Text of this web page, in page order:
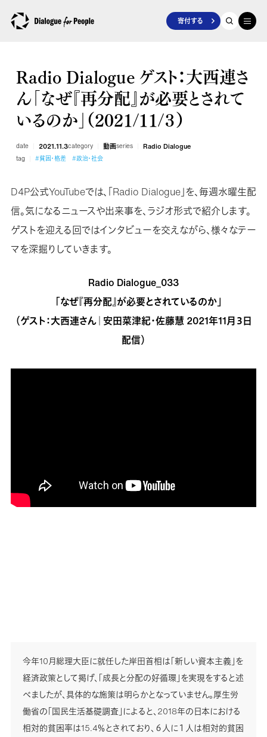
寄付する
Radio Dialogue ゲスト：大西連さ
ん「なぜ『再分配』が必要とされて
いるのか」（2021/11/３）
date 2021.11.3category 動画series Radio Dialogue
tag #貧困・格差 #政治・社会
D4P公式YouTubeでは、「Radio Dialogue」を、毎週水曜生配
信。気になるニュースや出来事を、ラジオ形式で紹介します。
ゲストを迎える回ではインタビューを交えながら、様々なテー
マを深掘りしていきます。
Radio Dialogue_033
「なぜ『再分配』が必要とされているのか」
（ゲスト：大西連さん｜安田菜津紀・佐藤慧 2021年11月３日
配信）
今年10月総理大臣に就任した岸田首相は「新しい資本主義」を
経済政策として掲げ、「成長と分配の好循環」を実現をすると述
べましたが、具体的な施策は明らかとなっていません。厚生労
働省の「国民生活基礎調査」によると、2018年の日本における
相対的貧困率は15.4％とされており、６人に１人は相対的貧困